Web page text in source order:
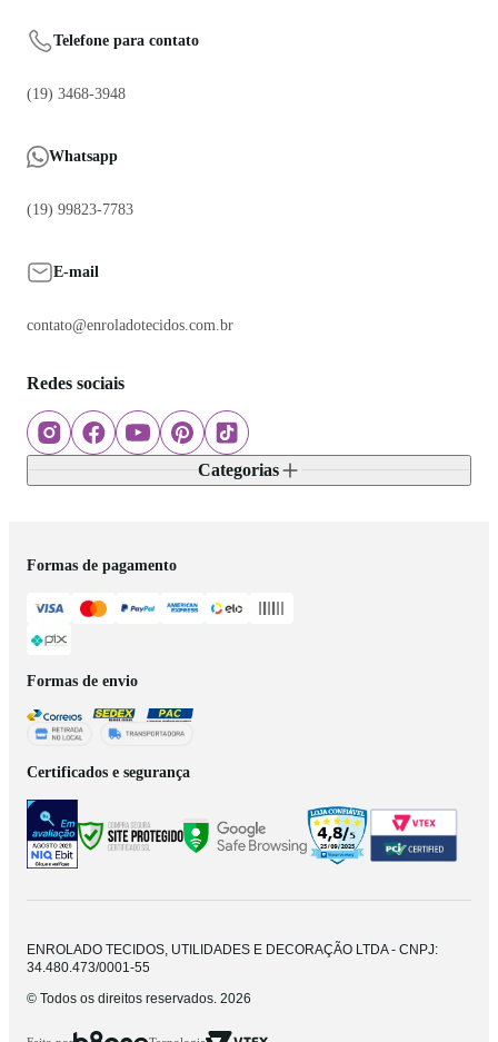
Telefone para contato
(19) 3468-3948
Whatsapp
(19) 99823-7783
E-mail
contato@enroladotecidos.com.br
Redes sociais
Categorias
Formas de pagamento
Formas de envio
Certificados e segurança
ENROLADO TECIDOS, UTILIDADES E DECORAÇÃO LTDA - CNPJ:
34.480.473/0001-55
© Todos os direitos reservados. 2026